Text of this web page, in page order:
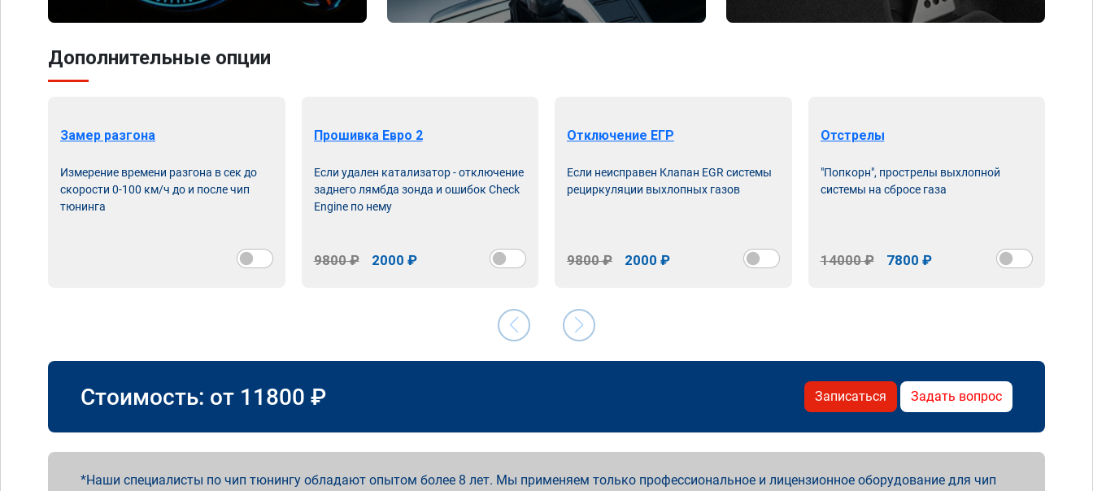
Дополнительные опции
Замер разгона
Измерение времени разгона в сек до
скорости 0-100 км/ч до и после чип
тюнинга
Прошивка Евро 2
Если удален катализатор - отключение
заднего лямбда зонда и ошибок Check
Engine по нему
9800 ₽ 2000 ₽
Отключение ЕГР
Если неисправен Клапан EGR системы
рециркуляции выхлопных газов
9800 ₽ 2000 ₽
Отстрелы
"Попкорн", прострелы выхлопной
системы на сбросе газа
14000 ₽ 7800 ₽
Стоимость: от 11800 ₽ Записаться Задать вопрос
Наши специалисты по чип тюнингу обладают опытом более 8 лет. Мы применяем только профессиональное и лицензионное оборудование для чип